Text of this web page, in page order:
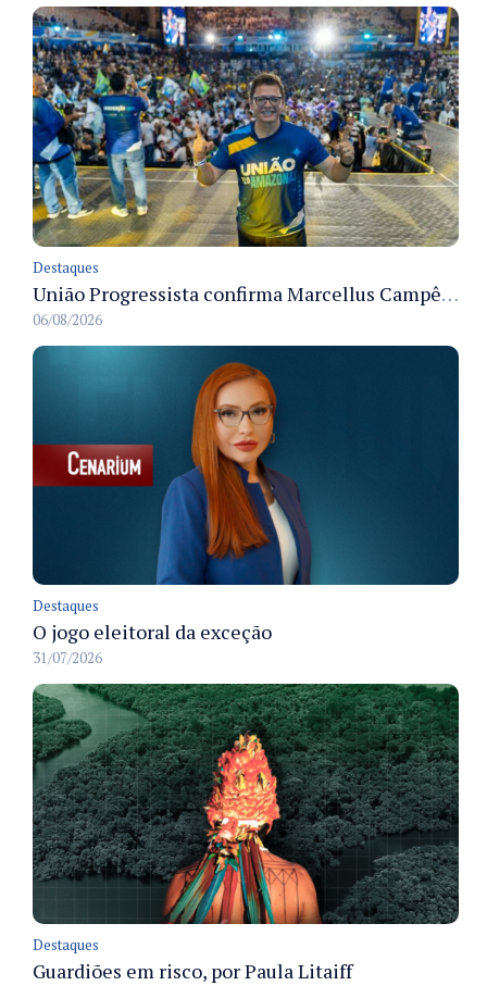
Destaques
União Progressista confirma Marcellus Campêlo como candidato a deputado estadual
06/08/2026
Destaques
O jogo eleitoral da exceção
31/07/2026
Destaques
Guardiões em risco, por Paula Litaiff